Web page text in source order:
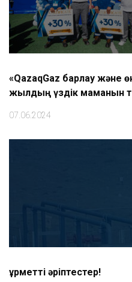
«QazaqGaz барлау және
жылдың үздік маманын
07.06.2024
Құрметті әріптестер!